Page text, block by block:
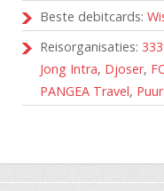
Beste debitcards:
Reisorganisaties:
Jong Intra, Djoser,
PANGEA Travel,